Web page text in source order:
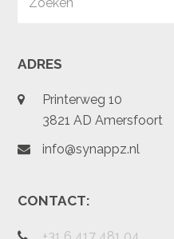
ADRES
Printerweg 10
3821 AD Amersfoort
info@synappz.nl
CONTACT: